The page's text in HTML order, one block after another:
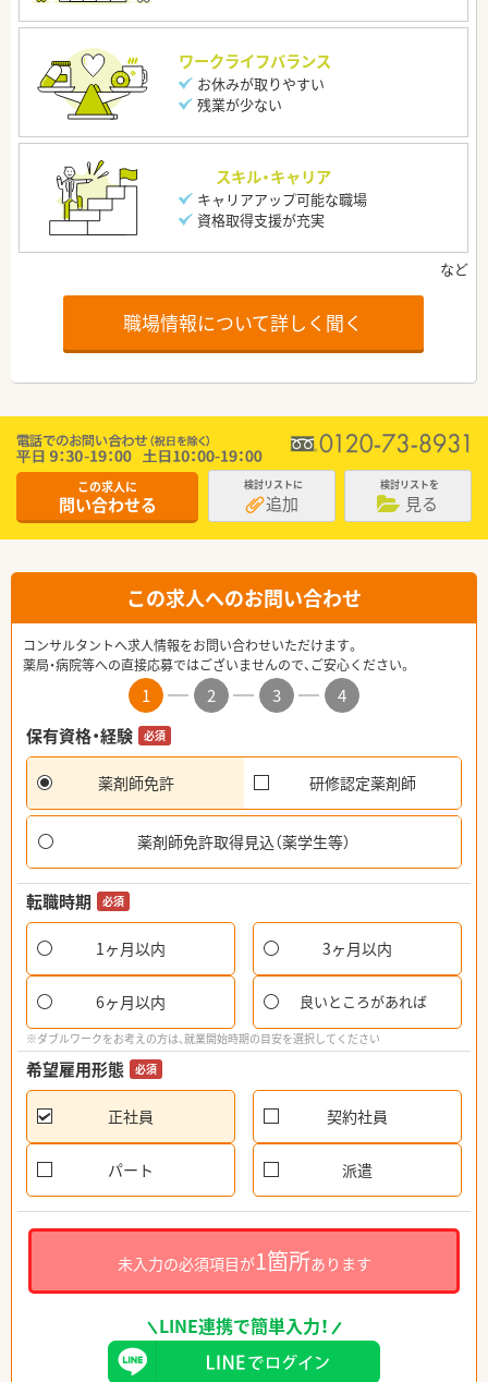
ワークライフバランス
お休みが取りやすい
残業が少ない
スキル・キャリア
キャリアアップ可能な職場
資格取得支援が充実
職場情報について詳しく聞く
この求人に
問い合わせる
検討リストに
追加
検討リストを
見る
この求人へのお問い合わせ
コンサルタントへ求人情報をお問い合わせいただけます。
薬局・病院等への直接応募ではございませんので、ご安心ください。
1 2 3
4
保有資格・経験
必須
薬剤師免許 研修認定薬剤師
薬剤師免許取得見込（薬学生等）
転職時期 必須
1ヶ月以内 3ヶ月以内
6ヶ月以内 良いところがあれば
※ダブルワークをお考えの方は、就業開始時期の目安を選択してください
希望雇用形態 必須
正社員 契約社員
パート 派遣
未入力の必須項目が1箇所あります
LINE連携で簡単入力！